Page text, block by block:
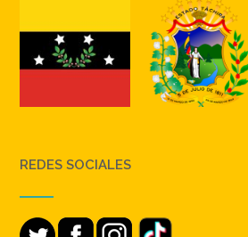
REDES SOCIALES